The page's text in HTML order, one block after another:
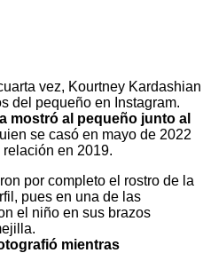
vez, Kourtney Kardashian
del pequeño en Instagram.
mostró al pequeño junto al
se casó en mayo de 2022
en 2019.
por completo el rostro de la
pues en una de las
el niño en sus brazos
mientras